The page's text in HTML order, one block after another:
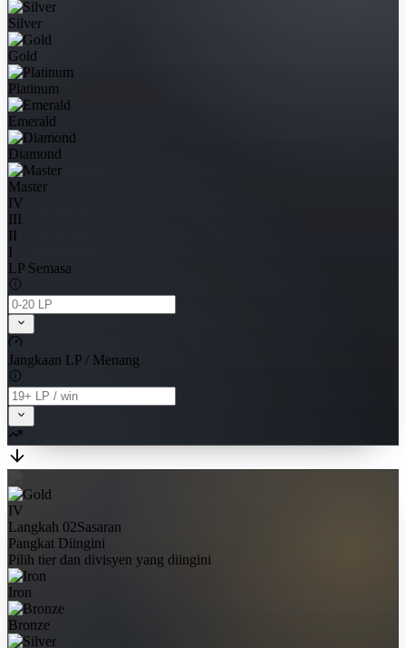
Silver
Gold
Platinum
Emerald
Diamond
Master
IV
III
II
I
LP Semasa
Jangkaan LP / Menang
IV
Langkah 02Sasaran
Pangkat Diingini
Pilih tier dan divisyen yang diingini
Iron
Bronze